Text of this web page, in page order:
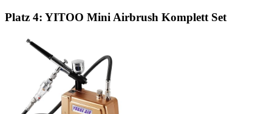
Platz 4: YITOO Mini Airbrush Komplett Set